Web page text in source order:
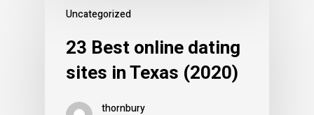
Uncategorized
23 Best online dating
sites in Texas (2020)
thornbury